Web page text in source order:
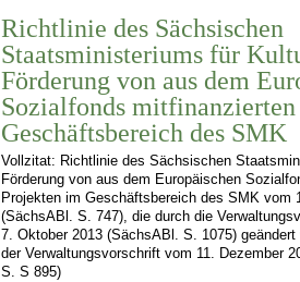
Richtlinie des Sächsischen
Staatsministeriums für
Förderung von aus dem
Sozialfonds
Geschäftsbereich des SMK
Vollzitat: Richtlinie des Sächsischen
Förderung von aus dem Europäischen
Projekten im Geschäftsbereich des SMK vom
(SächsABl. S. 747), die durch die
7. Oktober 2013 (SächsABl. S. 1075)
der Verwaltungsvorschrift vom 11. Dezember
S. S 895)